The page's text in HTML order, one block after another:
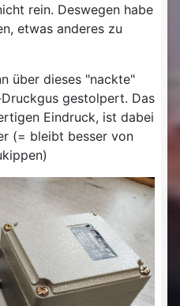
rein. Deswegen habe
etwas anderes zu
über dieses "nackte"
gestolpert. Das
Eindruck, ist dabei
(= bleibt besser von